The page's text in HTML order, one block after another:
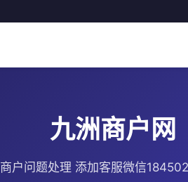
九洲商户网
商户问题处理 添加客服微信